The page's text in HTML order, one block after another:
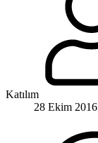
Katılım
28 Ekim 2016